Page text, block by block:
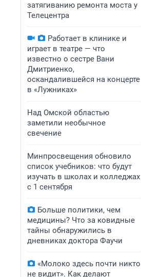
затягиванию ремонта моста у
Телецентра
Работает в клинике и
играет в театре — что
известно о сестре Вани
Дмитриенко,
оскандалившейся на концерте
в «Лужниках»
Над Омской областью
заметили необычное
свечение
Минпросвещения обновило
список учебников: что будут
изучать в школах и колледжах
с 1 сентября
Больше политики, чем
медицины? Что за ковидные
тайны обнаружились в
дневниках доктора Фаучи
«Молоко здесь почти никто
не видит». Как делают